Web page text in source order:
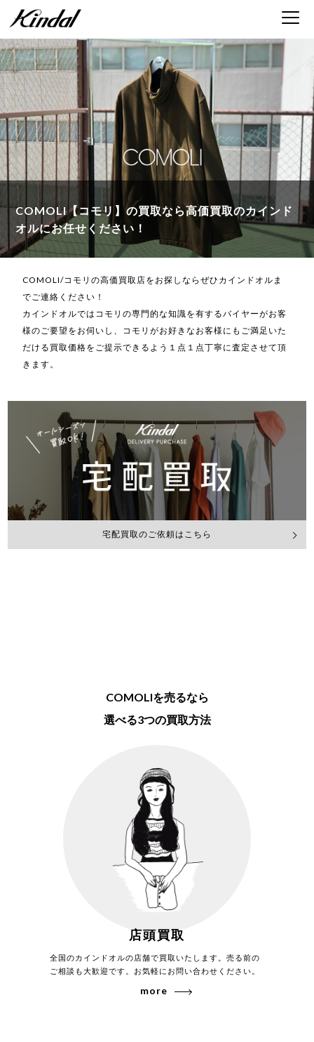
COMOLI【コモリ】の買取なら高価買取のカインド
オルにお任せください！
COMOLI/コモリの高価買取店をお探しならぜひカインドオルま
でご連絡ください！
カインドオルではコモリの専門的な知識を有するバイヤーがお客
様のご要望をお伺いし、コモリがお好きなお客様にもご満足いた
だける買取価格をご提示できるよう１点１点丁寧に査定させて頂
きます。
宅配買取のご依頼はこちら
COMOLIを売るなら
選べる3つの買取方法
店頭買取
全国のカインドオルの店舗で買取いたします。売る前の
ご相談も大歓迎です。お気軽にお問い合わせください。
more